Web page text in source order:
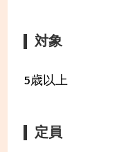
対象
5歳以上
定員